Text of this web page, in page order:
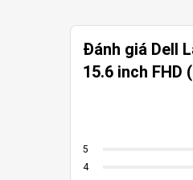
Đánh giá Dell
15.6 inch FHD
5
4